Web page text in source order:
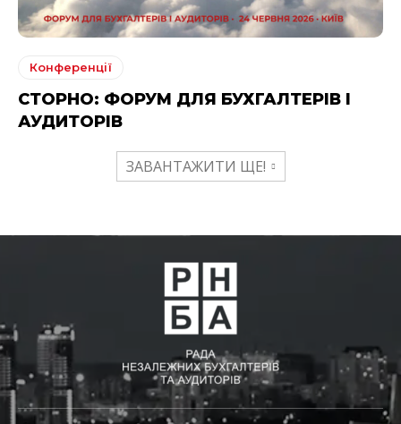
Конференції
СТОРНО: ФОРУМ ДЛЯ БУХГАЛТЕРІВ І
АУДИТОРІВ
ЗАВАНТАЖИТИ ЩЕ!